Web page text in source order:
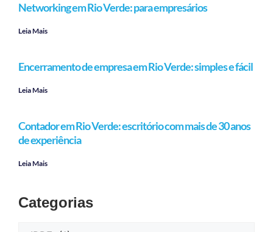
Networking em Rio Verde: para empresários
Leia Mais
Encerramento de empresa em Rio Verde: simples e fácil
Leia Mais
Contador em Rio Verde: escritório com mais de 30 anos
de experiência
Leia Mais
Categorias